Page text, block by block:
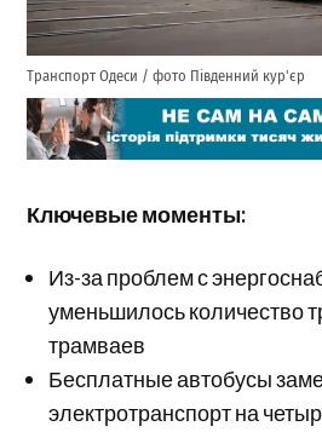
Транспорт Одеси / фото Південний кур'єр
Ключевые моменты:
Из-за проблем с
уменьшилось количество
трамваев
Бесплатные автобусы
электротранспорт на